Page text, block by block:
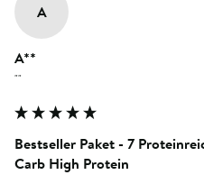
A
A**
""
Bestseller Paket - 7
Carb High Protein